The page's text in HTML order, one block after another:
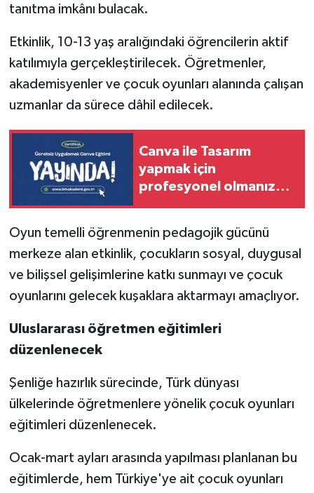
tanıtma imkânı bulacak.
Etkinlik, 10-13 yaş aralığındaki öğrencilerin aktif
katılımıyla gerçekleştirilecek. Öğretmenler,
akademisyenler ve çocuk oyunları alanında çalışan
uzmanlar da sürece dâhil edilecek.
Canva ile Tasarım
yapmak için
profesyonel olmanıza
Oyun temelli öğrenmenin pedagojik gücünü
merkeze alan etkinlik, çocukların sosyal, duygusal
ve bilişsel gelişimlerine katkı sunmayı ve çocuk
oyunlarını gelecek kuşaklara aktarmayı amaçlıyor.
Uluslararası öğretmen eğitimleri
düzenlenecek
Şenliğe hazırlık sürecinde, Türk dünyası
ülkelerinde öğretmenlere yönelik çocuk oyunları
eğitimleri düzenlenecek.
Ocak-mart ayları arasında yapılması planlanan bu
eğitimlerde, hem Türkiye'ye ait çocuk oyunları